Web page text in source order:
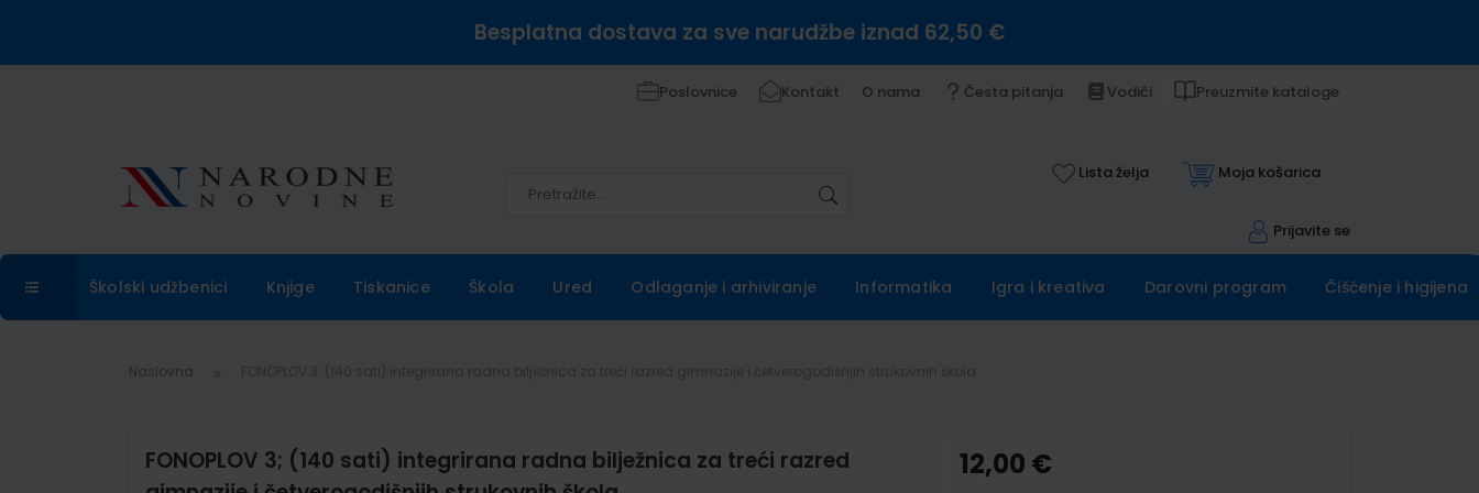
Besplatna dostava za sve narudžbe iznad 62,50 €
Poslovnice Kontakt O nama Česta pitanja Vodiči Preuzmite kataloge
Lista želja Moja košarica
Prijavite se
Školski udžbenici Knjige Tiskanice Škola Ured Odlaganje i arhiviranje Informatika Igra i kreativa Darovni program Čišćenje i higijena
Naslovna
FONOPLOV 3; (140 sati) integrirana radna bilježnica za treći razred
12,00 €